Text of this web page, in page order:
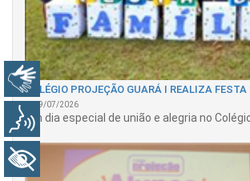
COLÉGIO PROJEÇÃO GUARÁ I REALIZA
09/07/2026
Um dia especial de união e alegria no
Libras
Voz
+ Acessibilidade